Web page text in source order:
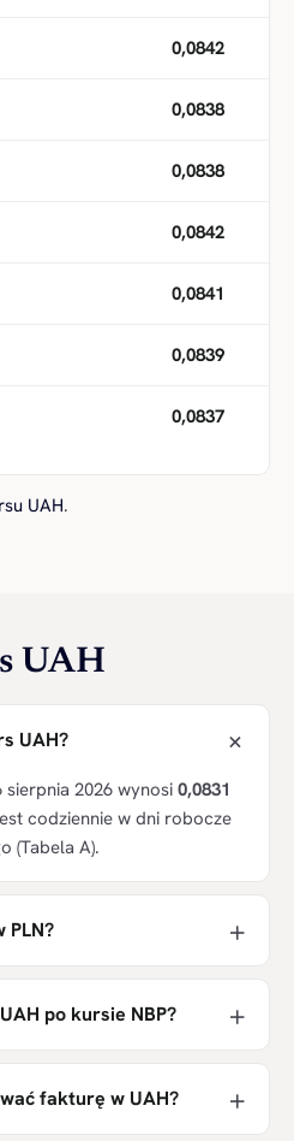
0,0842
0,0838
0,0838
0,0842
0,0841
0,0839
0,0837
UAH.
UAH
UAH?
sierpnia 2026 wynosi 0,0831
codziennie w dni robocze
(Tabela A).
PLN?
po kursie NBP?
fakturę w UAH?